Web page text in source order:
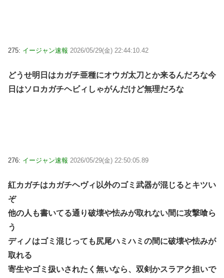
275: イージャン速報 2026/05/29(金) 22:44:10.42
どうせ明日はカガチ亜種にオウガ太刀とか来るんだろな今
日はソロカガチヘビィしゃがんだけど無理だろな
276: イージャン速報 2026/05/29(金) 22:50:05.89
紅カガチはカガチヘヴィ以外のゴミ武器が混じるとキツい
ぞ
他の人も書いてる通り破壊や怯みが取れない間に攻撃喰ら
う
ディノはゴミ混じっても尻尾ハミハミの間に破壊や怯みが
取れる
寄生やゴミ扱いされたく無いなら、双剣かスラアク担いで